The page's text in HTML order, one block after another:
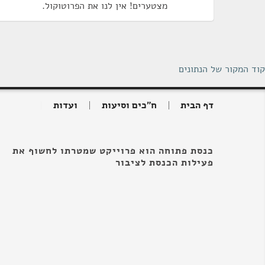
מצטערים! אין לנו את הפרוטוקול.
קוד המקור של הנתונים
דף הבית ח"כים וסיעות ועדות
כנסת פתוחה הוא פרוייקט שמטרתו לחשוף את
פעילות הכנסת לציבור